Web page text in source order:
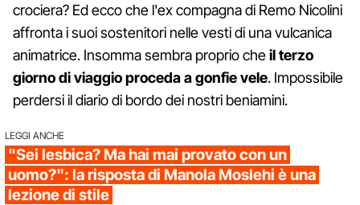
crociera? Ed ecco che l'ex compagna di Remo Nicolini
affronta i suoi sostenitori nelle vesti di una vulcanica
animatrice. Insomma sembra proprio cheil terzo
giorno di viaggio proceda a gonfie vele. Impossibile
perdersi il diario di bordo dei nostri beniamini.
LEGGI ANCHE
"Sei lesbica? Ma hai mai provato con un
uomo?": la risposta di Manola Moslehi è una
lezione di stile